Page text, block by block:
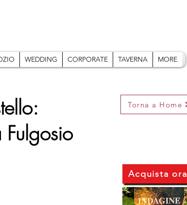
WEDDING CORPORATE TAVERNA MORE
Torna a Home
Acquista ora